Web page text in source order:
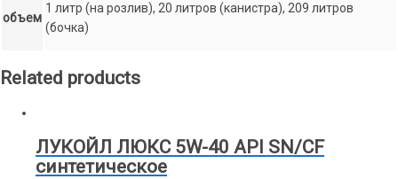
объем
1 литр (на розлив), 20 литров (канистра), 209 литров
(бочка)
Related products
ЛУКОЙЛ ЛЮКС 5W-40 API SN/CF
синтетическое